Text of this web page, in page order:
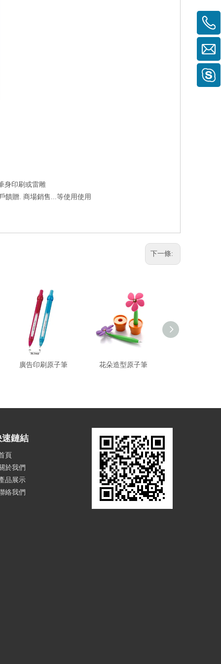
身印刷或雷雕
饋贈. 商場銷售...等使用使用
下一條:
廣告印刷原子筆 花朵造型原子筆
速鏈結
頁
於我們
品展示
絡我們